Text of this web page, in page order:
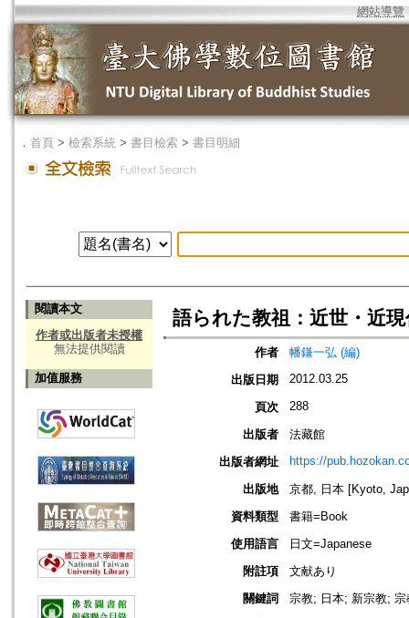
網站導覽
． 首頁 > 檢索系統 > 書目檢索 > 書目明細
閱讀本文
作者或出版者未授權
無法提供閱讀
加值服務
語られた教祖：近世・近
作者
幡鎌一弘 (編)
出版日期
2012.03.25
頁次 288
出版者
法藏館
出版者網址
https://
出版地
京都, 日本 [Kyoto,
資料類型
書籍=Book
使用語言
日文=Japanese
附註項
文献あり
關鍵詞
宗教; 日本; 新宗教; 宗